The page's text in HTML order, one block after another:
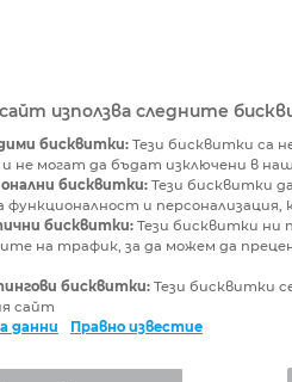
използва следните
бисквитки: Тези бисквитки са
не могат да бъдат изключени в
бисквитки: Тези бисквитки
функционалност и
бисквитки: Тези бисквитки ни
на трафик, за да можем да
бисквитки: Тези бисквитки
сайт
данни
Правно известие